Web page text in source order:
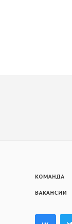
КОМАНДА
ВАКАНСИИ